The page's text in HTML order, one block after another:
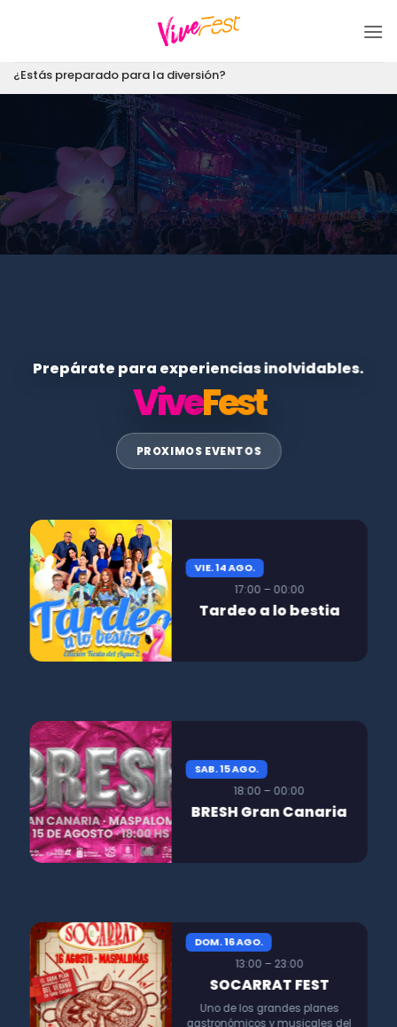
¿Estás preparado para la diversión?
Prepárate para experiencias inolvidables.
ViveFest
PROXIMOS EVENTOS
VIE. 14 AGO.
17:00 – 00:00
Tardeo a lo bestia
SAB. 15 AGO.
18:00 – 00:00
BRESH Gran Canaria
DOM. 16 AGO.
13:00 – 23:00
SOCARRAT FEST
Uno de los grandes planes
gastronómicos y musicales del